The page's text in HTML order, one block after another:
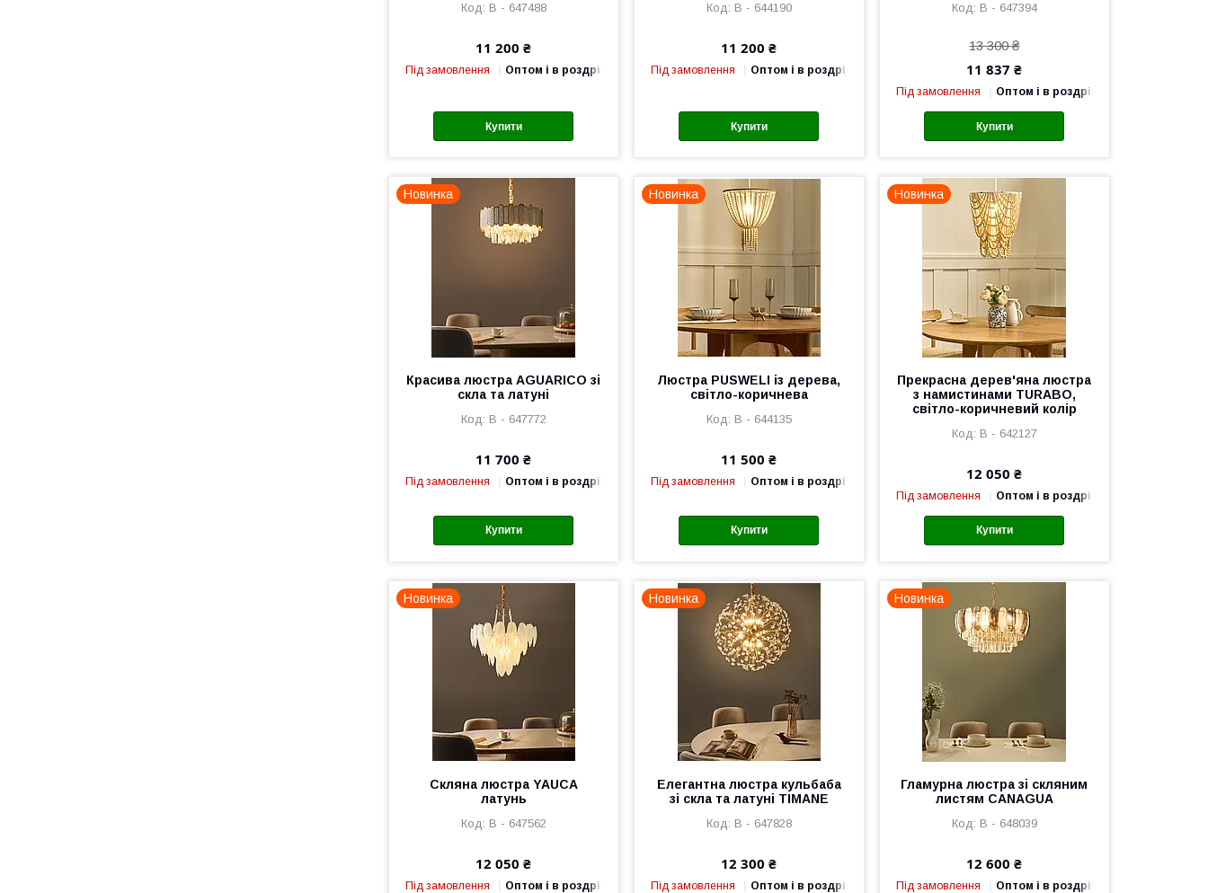
В - 647488
11 200 ₴
Під замовлення Оптом і в роздріб
Купити
В - 644190
11 200 ₴
Під замовлення Оптом і в роздріб
Купити
В - 647394
13 300 ₴
11 837 ₴
Під замовлення Оптом і в роздріб
Купити
Новинка
Красива люстра AGUARICO зі
скла та латуні
В - 647772
11 700 ₴
Під замовлення Оптом і в роздріб
Купити
Новинка
Люстра PUSWELI із дерева,
світло-коричнева
В - 644135
11 500 ₴
Під замовлення Оптом і в роздріб
Купити
Новинка
Прекрасна дерев'яна люстра
з намистинами TURABO,
світло-коричневий колір
В - 642127
12 050 ₴
Під замовлення Оптом і в роздріб
Купити
Новинка
Скляна люстра YAUCA
латунь
В - 647562
12 050 ₴
Під замовлення Оптом і в роздріб
Новинка
Елегантна люстра кульбаба
зі скла та латуні TIMANE
В - 647828
12 300 ₴
Під замовлення Оптом і в роздріб
Новинка
Гламурна люстра зі скляним
листям CANAGUA
В - 648039
12 600 ₴
Під замовлення Оптом і в роздріб